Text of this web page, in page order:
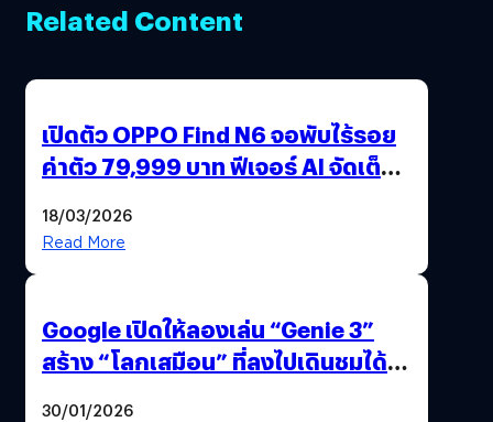
Related Content
เปิดตัว OPPO Find N6 จอพับไร้รอย
ค่าตัว 79,999 บาท ฟีเจอร์ AI จัดเต็ม
18/03/2026
Read More
Google เปิดให้ลองเล่น “Genie 3”
สร้าง “โลกเสมือน” ที่ลงไปเดินชมได้
30/01/2026